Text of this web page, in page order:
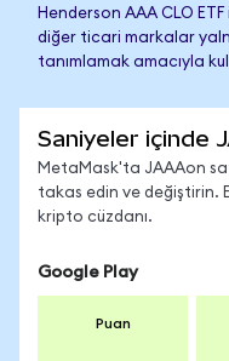
Henderson AAA CLO
diğer ticari markalar
tanımlamak amacıyla
Saniyeler içinde
MetaMask'ta JAAAon
takas edin ve değiştirin.
kripto cüzdanı.
Google Play
Puan